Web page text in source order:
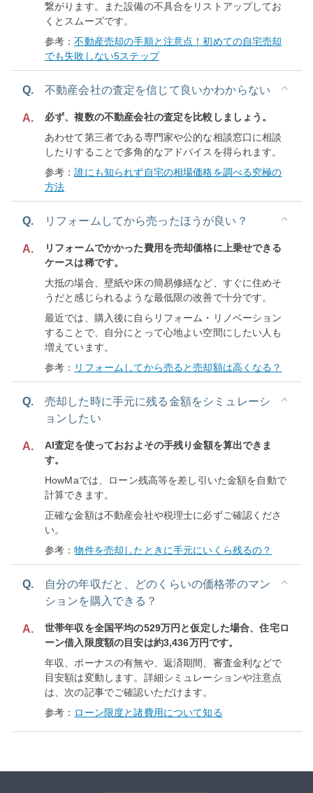
繋がります。また設備の不具合をリストアップしてお
くとスムーズです。
参考：不動産売却の手順と注意点！初めての自宅売却
でも失敗しない5ステップ
Q. 不動産会社の査定を信じて良いかわからない
A.
必ず、複数の不動産会社の査定を比較しましょう。
あわせて第三者である専門家や公的な相談窓口に相談
したりすることで多角的なアドバイスを得られます。
参考：誰にも知られず自宅の相場価格を調べる究極の
方法
Q. リフォームしてから売ったほうが良い？
A.
リフォームでかかった費用を売却価格に上乗せできる
ケースは稀です。
大抵の場合、壁紙や床の簡易修繕など、すぐに住めそ
うだと感じられるような最低限の改善で十分です。
最近では、購入後に自らリフォーム・リノベーション
することで、自分にとって心地よい空間にしたい人も
増えています。
参考： リフォームしてから売ると売却額は高くなる？
Q.
売却した時に手元に残る金額をシミュレーシ
ョンしたい
A.
AI査定を使っておおよその手残り金額を算出できま
す。
HowMaでは、ローン残高等を差し引いた金額を自動で
計算できます。
正確な金額は不動産会社や税理士に必ずご確認くださ
い。
参考：物件を売却したときに手元にいくら残るの？
Q.
自分の年収だと、どのくらいの価格帯のマン
ションを購入できる？
A.
世帯年収を全国平均の529万円と仮定した場合、住宅ロ
ーン借入限度額の目安は約3,436万円です。
年収、ボーナスの有無や、返済期間、審査金利などで
目安額は変動します。詳細シミュレーションや注意点
は、次の記事でご確認いただけます。
参考： ローン限度と諸費用について知る